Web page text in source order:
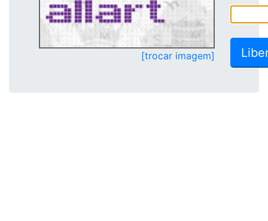
[trocar imagem]